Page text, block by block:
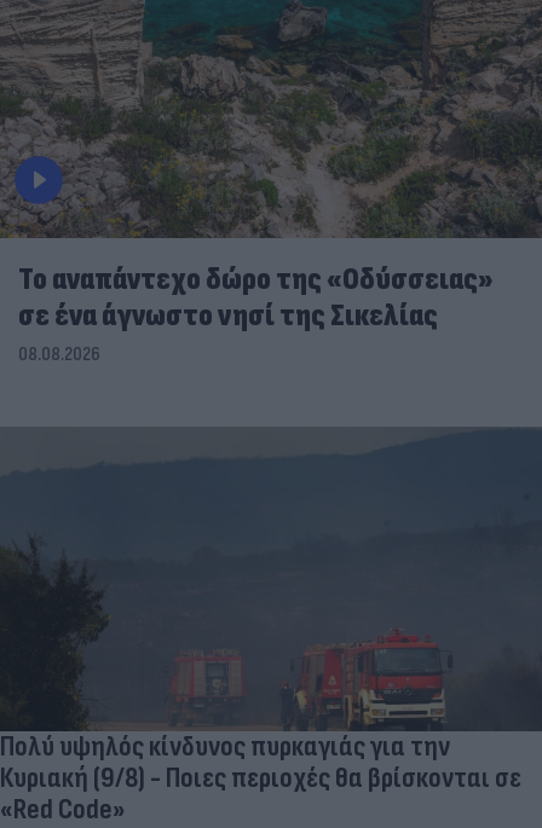
To αναπάντεχο δώρο της «Οδύσσειας»
σε ένα άγνωστο νησί της Σικελίας
08.08.2026
Πολύ υψηλός κίνδυνος πυρκαγιάς για την
Κυριακή (9/8) - Ποιες περιοχές θα βρίσκονται σε
«Red Code»